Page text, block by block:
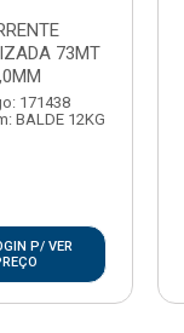
73MT
171438
BALDE 12KG
P/ VER